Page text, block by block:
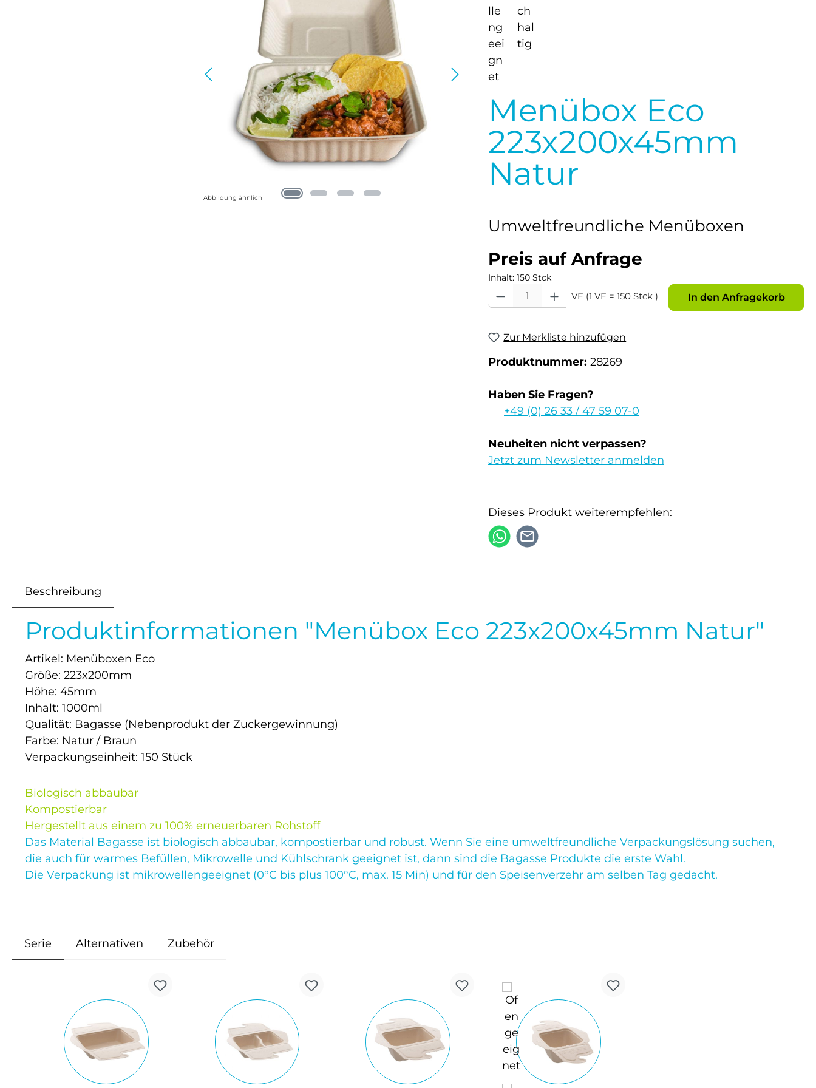
Abbildung ähnlich
Menübox Eco
223x200x45mm
Natur
Umweltfreundliche Menüboxen
Preis auf Anfrage
Inhalt: 150 Stck
Produkt Anzahl: Gib den gewünschten Wert ein oder benutze die Schaltflächen um die
VE (1 VE = 150 Stck ) In den Anfragekorb
Zur Merkliste hinzufügen
Produktnummer: 28269
Haben Sie Fragen?
+49 (0) 26 33 / 47 59 07-0
Neuheiten nicht verpassen?
Jetzt zum Newsletter anmelden
Dieses Produkt weiterempfehlen:
Beschreibung
Produktinformationen "Menübox Eco 223x200x45mm Natur"
Artikel: Menüboxen Eco
Größe: 223x200mm
Höhe: 45mm
Inhalt: 1000ml
Qualität: Bagasse (Nebenprodukt der Zuckergewinnung)
Farbe: Natur / Braun
Verpackungseinheit: 150 Stück
Biologisch abbaubar
Kompostierbar
Hergestellt aus einem zu 100% erneuerbaren Rohstoff
Das Material Bagasse ist biologisch abbaubar, kompostierbar und robust. Wenn Sie eine umweltfreundliche Verpackungslösung suchen,
die auch für warmes Befüllen, Mikrowelle und Kühlschrank geeignet ist, dann sind die Bagasse Produkte die erste Wahl.
Die Verpackung ist mikrowellengeeignet (0°C bis plus 100°C, max. 15 Min) und für den Speisenverzehr am selben Tag gedacht.
Serie Alternativen Zubehör
Produktgalerie überspringen